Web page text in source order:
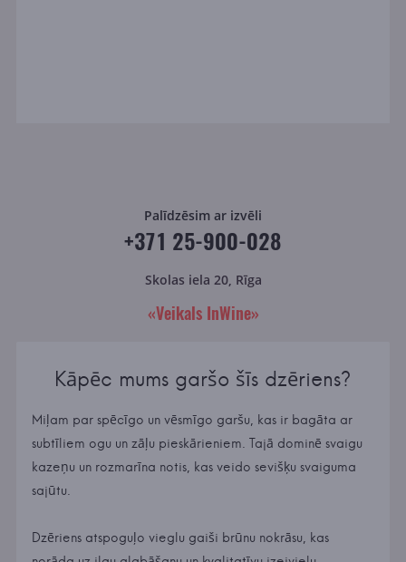
Palīdzēsim ar izvēli
+371 25-900-028
Skolas iela 20, Rīga
«Veikals InWine»
Kāpēc mums garšo šīs dzēriens?
Miļam par spēcīgo un vēsmīgo garšu, kas ir bagāta ar
subtīliem ogu un zāļu pieskārieniem. Tajā dominē svaigu
kazeņu un rozmarīna notis, kas veido sevišķu svaiguma
sajūtu.
Dzēriens atspoguļo vieglu gaiši brūnu nokrāsu, kas